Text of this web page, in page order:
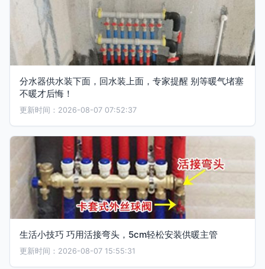
分水器供水装下面，回水装上面，专家提醒 别等暖气堵塞
不暖才后悔！
更新时间：2026-08-07 07:52:37
生活小技巧 巧用活接弯头，5cm轻松安装供暖主管
更新时间：2026-08-07 15:55:31